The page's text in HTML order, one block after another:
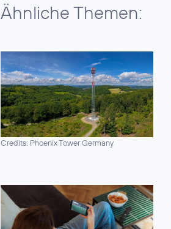
Ähnliche Themen:
Credits: Phoenix Tower Germany